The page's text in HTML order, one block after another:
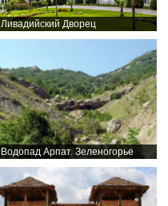
Ливадийский Дворец
Водопад Арпат. Зеленогорье